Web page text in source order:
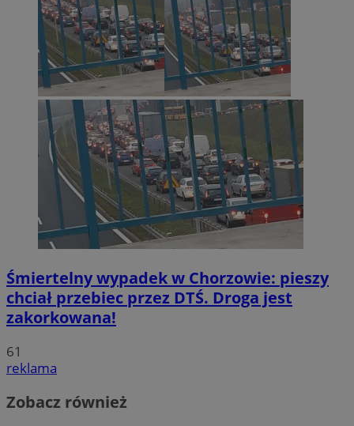
Śmiertelny wypadek w Chorzowie: pieszy
chciał przebiec przez DTŚ. Droga jest
zakorkowana!
61
reklama
Zobacz również